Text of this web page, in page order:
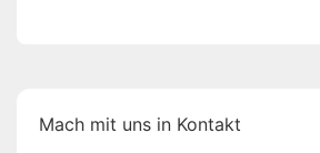
Mach mit uns in Kontakt